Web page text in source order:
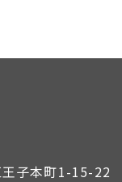
子本町1-15-22